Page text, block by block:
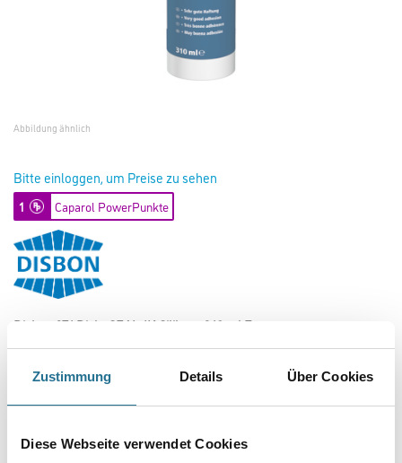
Zustimmung Details Über Cookies
Diese Webseite verwendet Cookies
Abbildung ähnlich
Bitte einloggen, um Preise zu sehen
1 Caparol PowerPunkte
Disbon 271 DisboSEAL 1K-Silikon- 310 ml Fenster,- u.
Anschlussfugen. Altweiß
Art-Nr.:
1001-014619